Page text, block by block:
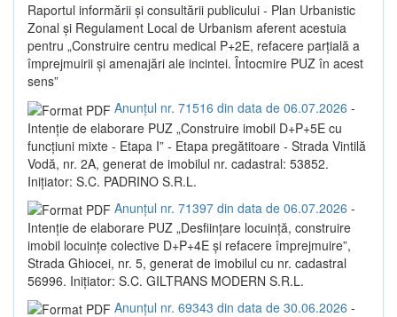
Raportul informării și consultării publicului - Plan Urbanistic
Zonal și Regulament Local de Urbanism aferent acestuia
pentru „Construire centru medical P+2E, refacere parțială a
împrejmuirii și amenajări ale incintei. Întocmire PUZ în acest
sens”
Anunțul nr. 71516 din data de 06.07.2026 -
Intenție de elaborare PUZ „Construire imobil D+P+5E cu
funcțiuni mixte - Etapa I” - Etapa pregătitoare - Strada Vintilă
Vodă, nr. 2A, generat de imobilul nr. cadastral: 53852.
Inițiator: S.C. PADRINO S.R.L.
Anunțul nr. 71397 din data de 06.07.2026 -
Intenție de elaborare PUZ „Desființare locuință, construire
imobil locuințe colective D+P+4E și refacere împrejmuire”,
Strada Ghiocei, nr. 5, generat de imobilul cu nr. cadastral
56996. Inițiator: S.C. GILTRANS MODERN S.R.L.
Anunțul nr. 69343 din data de 30.06.2026 -